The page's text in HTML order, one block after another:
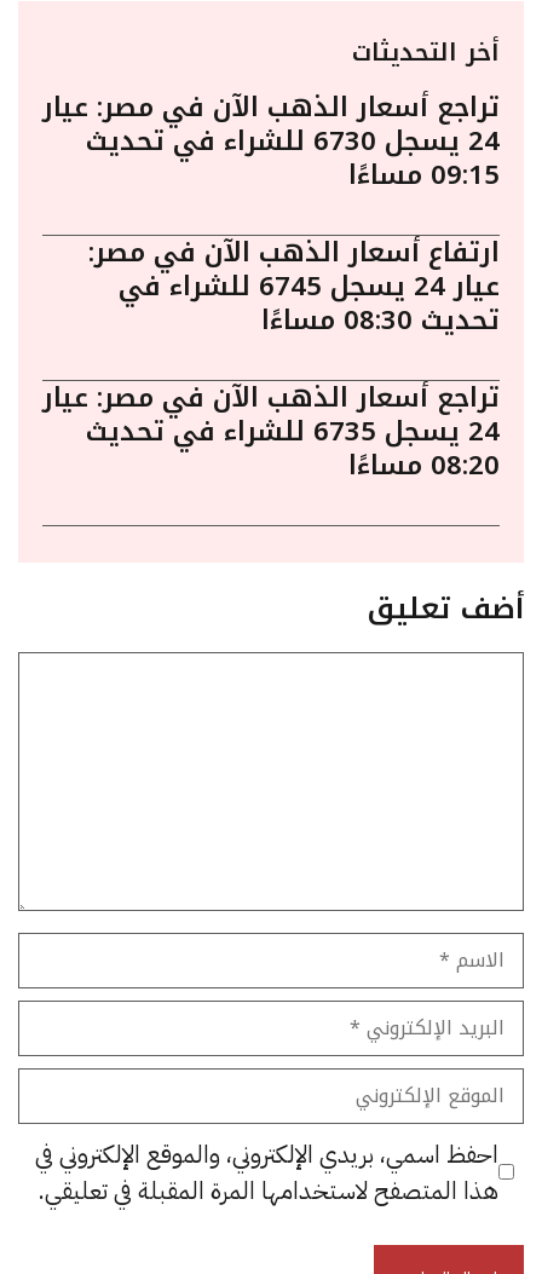
أخر التحديثات
تراجع أسعار الذهب الآن في مصر: عيار
24 يسجل 6730 للشراء في تحديث
09:15 مساءًا
ارتفاع أسعار الذهب الآن في مصر:
عيار 24 يسجل 6745 للشراء في
تحديث 08:30 مساءًا
تراجع أسعار الذهب الآن في مصر: عيار
24 يسجل 6735 للشراء في تحديث
08:20 مساءًا
أضف تعليق
الاسم
البريد
الإلكتروني
الموقع
الإلكتروني
احفظ اسمي، بريدي الإلكتروني، والموقع الإلكتروني في
هذا المتصفح لاستخدامها المرة المقبلة في تعليقي.